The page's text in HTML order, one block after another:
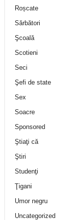
Roșcate
Sărbători
Şcoală
Scotieni
Seci
Şefi de state
Sex
Soacre
Sponsored
Ştiaţi că
Ştiri
Studenţi
Ţigani
Umor negru
Uncategorized